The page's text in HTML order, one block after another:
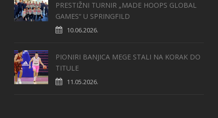
PRESTIŽNI TURNIR „MADE HOOPS GLOBAL
GAMES“ U SPRINGFILD
10.06.2026.
PIONIRI BANJICA MEGE STALI NA KORAK DO
TITULE
11.05.2026.